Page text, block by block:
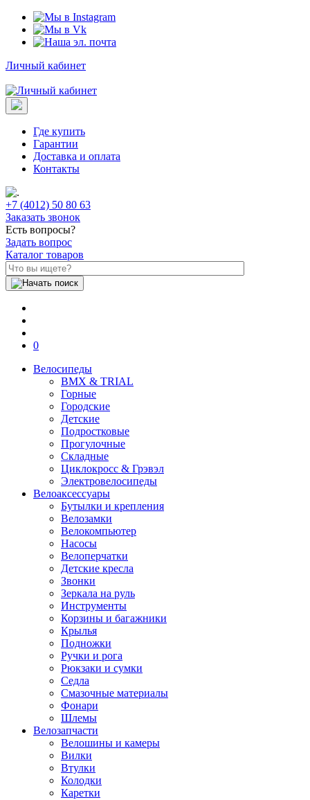
Личный кабинет
Где купить
Гарантии
Доставка и оплата
Контакты
+7 (4012) 50 80 63
Заказать звонок
Есть вопросы?
Задать вопрос
Каталог товаров
0
Велосипеды
BMX & TRIAL
Горные
Городские
Детские
Подростковые
Прогулочные
Складные
Циклокросс & Грэвэл
Электровелосипеды
Велоаксессуары
Бутылки и крепления
Велозамки
Велокомпьютер
Насосы
Велоперчатки
Детские кресла
Звонки
Зеркала на руль
Инструменты
Корзины и багажники
Крылья
Подножки
Ручки и рога
Рюкзаки и сумки
Седла
Смазочные материалы
Фонари
Шлемы
Велозапчасти
Велошины и камеры
Вилки
Втулки
Колодки
Каретки